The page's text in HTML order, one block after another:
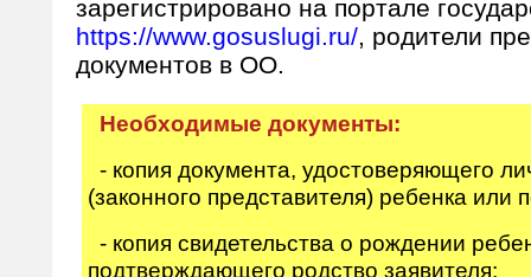
зарегистрировано на портале
https://www.gosuslugi.ru/, родители
документов в ОО.
Необходимые документы:
- копия документа, удостоверяющего
(законного представителя) ребенка или
- копия свидетельства о рождении
подтверждающего родство заявителя;